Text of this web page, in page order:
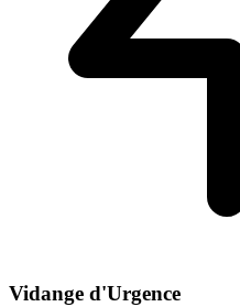
Vidange d'Urgence